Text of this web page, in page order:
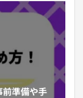
前準備や手